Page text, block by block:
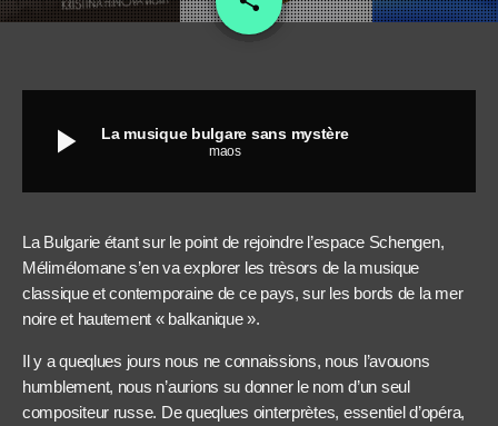
play_arrow La musique bulgare sans mystère
maos
La Bulgarie étant sur le point de rejoindre l’espace Schengen,
Mélimélomane s’en va explorer les trèsors de la musique
classique et contemporaine de ce pays, sur les bords de la mer
noire et hautement « balkanique ».
Il y a queqlues jours nous ne connaissions, nous l’avouons
humblement, nous n’aurions su donner le nom d’un seul
compositeur russe. De queqlues ointerprètes, essentiel d’opéra,